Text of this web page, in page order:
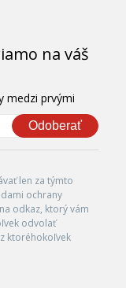
na váš
medzi prvými
Odoberať
len za týmto
ochrany
odkaz, ktorý vám
odvolať
ktoréhokoľvek